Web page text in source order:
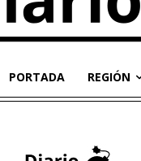
PORTADA REGIÓN